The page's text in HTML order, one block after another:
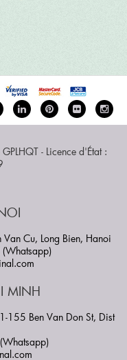
- Licence d'État :
Cu, Long Bien, Hanoi
MINH
155 Ben Van Don St, Dist